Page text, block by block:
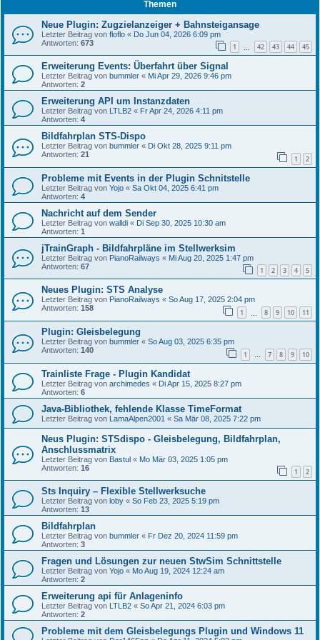
Themen
Neue Plugin: Zugzielanzeiger + Bahnsteigansage
Letzter Beitrag von floflo « Do Jun 04, 2026 6:09 pm
Antworten: 673 1 42 43 44 45
Erweiterung Events: Überfahrt über Signal
Letzter Beitrag von bummler « Mi Apr 29, 2026 9:46 pm
Antworten: 2
Erweiterung API um Instanzdaten
Letzter Beitrag von LTLB2 « Fr Apr 24, 2026 4:11 pm
Antworten: 4
Bildfahrplan STS-Dispo
Letzter Beitrag von bummler « Di Okt 28, 2025 9:11 pm
Antworten: 21 1 2
Probleme mit Events in der Plugin Schnitstelle
Letzter Beitrag von Yojo « Sa Okt 04, 2025 6:41 pm
Antworten: 4
Nachricht auf dem Sender
Letzter Beitrag von walldi « Di Sep 30, 2025 10:30 am
Antworten: 1
jTrainGraph - Bildfahrpläne im Stellwerksim
Letzter Beitrag von PianoRailways « Mi Aug 20, 2025 1:47 pm
Antworten: 67 1 2 3 4 5
Neues Plugin: STS Analyse
Letzter Beitrag von PianoRailways « So Aug 17, 2025 2:04 pm
Antworten: 158 1 8 9 10 11
Plugin: Gleisbelegung
Letzter Beitrag von bummler « So Aug 03, 2025 6:35 pm
Antworten: 140 1 … 7 8 9 10
Trainliste Frage - Plugin Kandidat
Letzter Beitrag von archimedes « Di Apr 15, 2025 8:27 pm
Antworten: 6
Java-Bibliothek, fehlende Klasse TimeFormat
Letzter Beitrag von LamaAlpen2001 « Sa Mär 08, 2025 7:22 pm
Neus Plugin: STSdispo - Gleisbelegung, Bildfahrplan,
Anschlussmatrix
Letzter Beitrag von Bastul « Mo Mär 03, 2025 1:05 pm
Antworten: 16 1 2
Sts Inquiry – Flexible Stellwerksuche
Letzter Beitrag von loby « So Feb 23, 2025 5:19 pm
Antworten: 13
Bildfahrplan
Letzter Beitrag von bummler « Fr Dez 20, 2024 11:59 pm
Antworten: 3
Fragen und Lösungen zur neuen StwSim Schnittstelle
Letzter Beitrag von Yojo « Mo Aug 19, 2024 12:24 am
Antworten: 2
Erweiterung api für Anlageninfo
Letzter Beitrag von LTLB2 « So Apr 21, 2024 6:03 pm
Antworten: 2
Probleme mit dem Gleisbelegungs Plugin und Windows 11